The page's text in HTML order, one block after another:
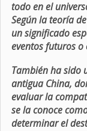
todo en el
Según la teoría
un significado
eventos futuros
También ha sido
antigua China,
evaluar la
se la conoce
determinar el